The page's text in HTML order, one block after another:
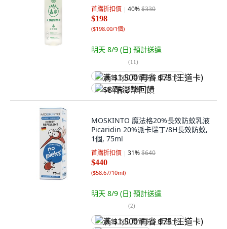
首購折扣價 40%$330
$198
($198.00/1個)
明天 8/9 (日) 預計送達
(11)
满 $1,500 再省 $75 (王道卡)
$8 酷澎幣回饋
MOSKINTO 魔法格20%長效防蚊乳液
Picaridin 20%派卡瑞丁/8H長效防蚊,
1個, 75ml
首購折扣價 31%$640
$440
($58.67/10ml)
明天 8/9 (日) 預計送達
(2)
满 $1,500 再省 $75 (王道卡)